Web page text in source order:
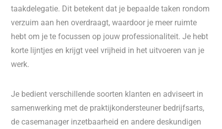
taakdelegatie. Dit betekent dat je bepaalde taken rondom
verzuim aan hen overdraagt, waardoor je meer ruimte
hebt om je te focussen op jouw professionaliteit. Je hebt
korte lijntjes en krijgt veel vrijheid in het uitvoeren van je
werk.
Je bedient verschillende soorten klanten en adviseert in
samenwerking met de praktijkondersteuner bedrijfsarts,
de casemanager inzetbaarheid en andere deskundigen